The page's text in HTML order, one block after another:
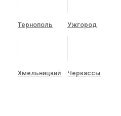
Тернополь Ужгород
Хмельницкий Черкассы